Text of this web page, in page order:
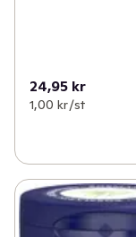
24,95 kr
1,00 kr /st